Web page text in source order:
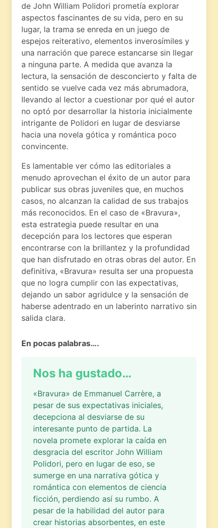
de John William Polidori prometía explorar
aspectos fascinantes de su vida, pero en su
lugar, la trama se enreda en un juego de
espejos reiterativo, elementos inverosímiles y
una narración que parece estancarse sin llegar
a ninguna parte. A medida que avanza la
lectura, la sensación de desconcierto y falta de
sentido se vuelve cada vez más abrumadora,
llevando al lector a cuestionar por qué el autor
no optó por desarrollar la historia inicialmente
intrigante de Polidori en lugar de desviarse
hacia una novela gótica y romántica poco
convincente.
Es lamentable ver cómo las editoriales a
menudo aprovechan el éxito de un autor para
publicar sus obras juveniles que, en muchos
casos, no alcanzan la calidad de sus trabajos
más reconocidos. En el caso de «Bravura»,
esta estrategia puede resultar en una
decepción para los lectores que esperan
encontrarse con la brillantez y la profundidad
que han disfrutado en otras obras del autor. En
definitiva, «Bravura» resulta ser una propuesta
que no logra cumplir con las expectativas,
dejando un sabor agridulce y la sensación de
haberse adentrado en un laberinto narrativo sin
salida clara.
En pocas palabras….
Nos ha gustado…
«Bravura» de Emmanuel Carrère, a
pesar de sus expectativas iniciales,
decepciona al desviarse de su
interesante punto de partida. La
novela promete explorar la caída en
desgracia del escritor John William
Polidori, pero en lugar de eso, se
sumerge en una narrativa gótica y
romántica con elementos de ciencia
ficción, perdiendo así su rumbo. A
pesar de la habilidad del autor para
crear historias absorbentes, en este